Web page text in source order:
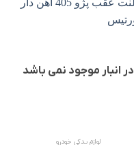
در انبار موجود نمی باشد
لوازم یدکی خودرو